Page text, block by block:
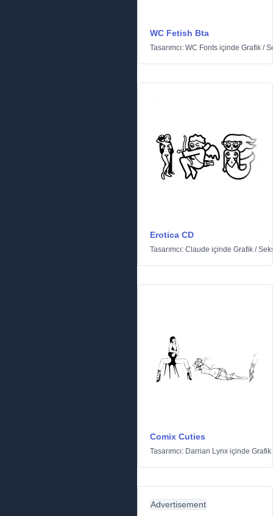
WC Fetish Bta
Tasarımcı: WC Fonts içinde Grafik /
Erotica CD
Tasarımcı: Claude içinde Grafik /
Comix Cuties
Tasarımcı: Darrian Lynx içinde Grafik
Advertisement